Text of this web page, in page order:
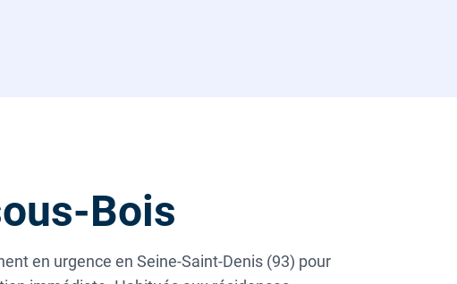
Bois
en urgence en Seine-Saint-Denis (93) pour